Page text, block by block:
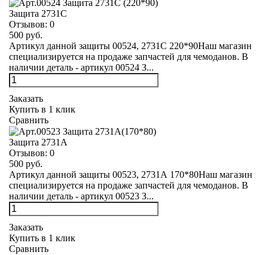
Защита 2731С
Отзывов: 0
500 руб.
Артикул данной защиты 00524, 2731С 220*90Наш магазин
специализируется на продаже запчастей для чемоданов. В
наличии деталь - артикул 00524 З...
Заказать
Купить в 1 клик
Сравнить
Защита 2731А
Отзывов: 0
500 руб.
Артикул данной защиты 00523, 2731А 170*80Наш магазин
специализируется на продаже запчастей для чемоданов. В
наличии деталь - артикул 00523 З...
Заказать
Купить в 1 клик
Сравнить